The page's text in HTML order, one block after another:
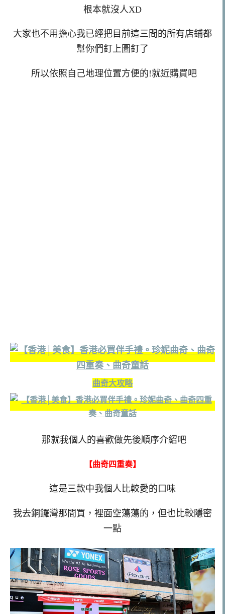
根本就沒人XD
大家也不用擔心我已經把目前這三間的所有店鋪都
幫你們釘上圖釘了
所以依照自己地理位置方便的!就近購買吧
曲奇大攻略
那就我個人的喜歡做先後順序介紹吧
【曲奇四重奏】
這是三款中我個人比較愛的口味
我去銅鑼灣那間買，裡面空蕩蕩的，但也比較隱密
一點